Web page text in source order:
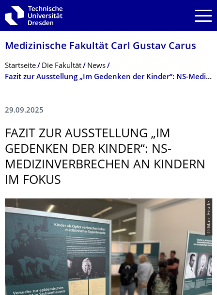
Zur Hauptnavigation springen
Zur Suche springen
Zum Inhalt springen
Medizinische Fakultät Carl Gustav Carus
Breadcrumb-Menü
Startseite Die Fakultät
News
Fazit zur Ausstellung „Im Gedenken der Kinder“: NS-Medizinverbrechen an Kindern im Fokus
29.09.2025
FAZIT ZUR AUSSTELLUNG „IM
GEDENKEN DER KINDER“: NS-
MEDIZINVERBRE­CHEN AN KINDERN
IM FOKUS
© Marc Eisele